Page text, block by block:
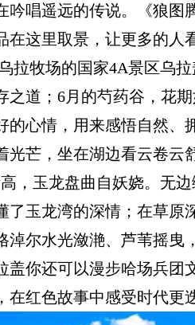
吟唱遥远的传说。《狼
在这里取景，让更多的
拉牧场的国家4A景区乌
之道； 6月的芍药谷，花
的心情，用来感悟自然、
光芒，坐在湖边看云卷云
，玉龙盘曲自妖娆。无
了玉龙湾的深情；在草原
淖尔水光潋滟、芦苇摇
盖你还可以漫步哈场兵
在红色故事中感受时代更